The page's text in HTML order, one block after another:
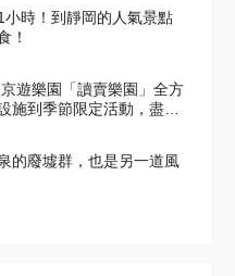
小時！到靜岡的人氣景點
！
京遊樂園「讀賣樂園」全方
施到季節限定活動，盡情
的廢墟群，也是另一道風